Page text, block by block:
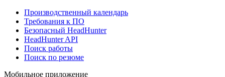
Производственный календарь
Требования к ПО
Безопасный HeadHunter
HeadHunter API
Поиск работы
Поиск по резюме
Мобильное приложение